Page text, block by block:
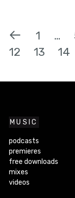
1 …
12
13 14
MUSIC
podcasts
premieres
free downloads
mixes
videos